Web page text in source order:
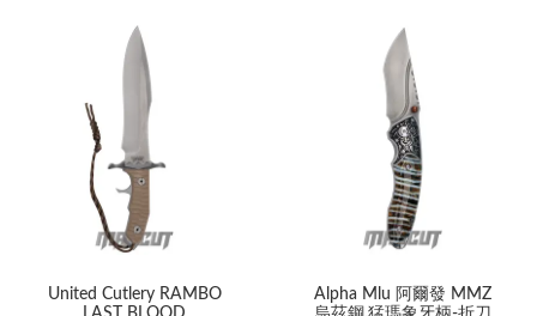
United Cutlery RAMBO
Alpha Mlu 阿爾發 MMZ